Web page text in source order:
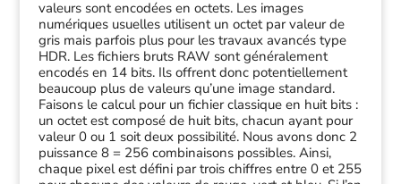
valeurs sont encodées en octets. Les images
numériques usuelles utilisent un octet par valeur de
gris mais parfois plus pour les travaux avancés type
HDR. Les fichiers bruts RAW sont généralement
encodés en 14 bits. Ils offrent donc potentiellement
beaucoup plus de valeurs qu’une image standard.
Faisons le calcul pour un fichier classique en huit bits :
un octet est composé de huit bits, chacun ayant pour
valeur 0 ou 1 soit deux possibilité. Nous avons donc 2
puissance 8 = 256 combinaisons possibles. Ainsi,
chaque pixel est défini par trois chiffres entre 0 et 255